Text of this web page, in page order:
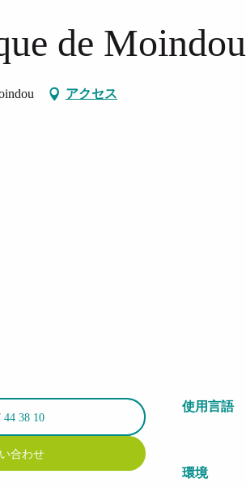
de Moindou
アクセス
44 38 10
合わせ
使用言語
使用言語
環境
環境